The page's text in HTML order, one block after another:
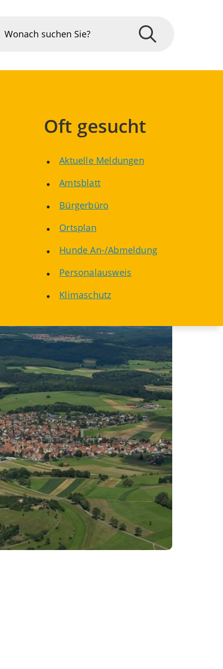
Oft gesucht
Aktuelle Meldungen
Amtsblatt
Bürgerbüro
Ortsplan
Hunde An-/Abmeldung
Personalausweis
Klimaschutz